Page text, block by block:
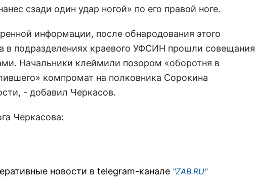
сзади один удар ногой» по его правой ноге.
информации, после обнародования этого
в подразделениях краевого УФСИН прошли совещания
Начальники клеймили позором «оборотня в
компромат на полковника Сорокина
- добавил Черкасов.
Черкасова:
новости в telegram-канале "ZAB.RU"